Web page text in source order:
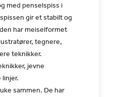
med penselspiss i
gir et stabilt og
har meiselformet
tegnere,
teknikker.
jevne
sammen. De har